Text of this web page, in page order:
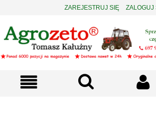
ZAREJESTRUJ SIĘ ZALOGUJ